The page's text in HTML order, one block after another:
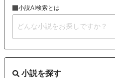
小説AI検索とは
小説を探す